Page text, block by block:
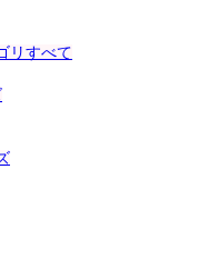
リすべて